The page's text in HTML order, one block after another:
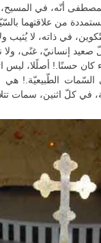
أنّه، في
من علاقتهما
في ذاته، لا يُثيب
إنسانيّ، غنًى، ولا
حسنًا.! أصلًلا، ليس
السّمات الطّبيعيّة.!
في كلّ اثنين، سمات